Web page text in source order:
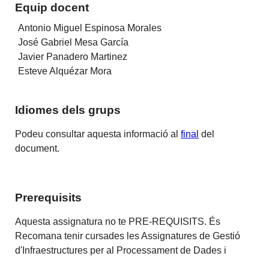
Equip docent
Antonio Miguel Espinosa Morales
José Gabriel Mesa García
Javier Panadero Martinez
Esteve Alquézar Mora
Idiomes dels grups
Podeu consultar aquesta informació alfinal del
document.
Prerequisits
Aquesta assignatura no te PRE-REQUISITS. És
Recomana tenir cursades les Assignatures de Gestió
d'Infraestructures per al Processament de Dades i